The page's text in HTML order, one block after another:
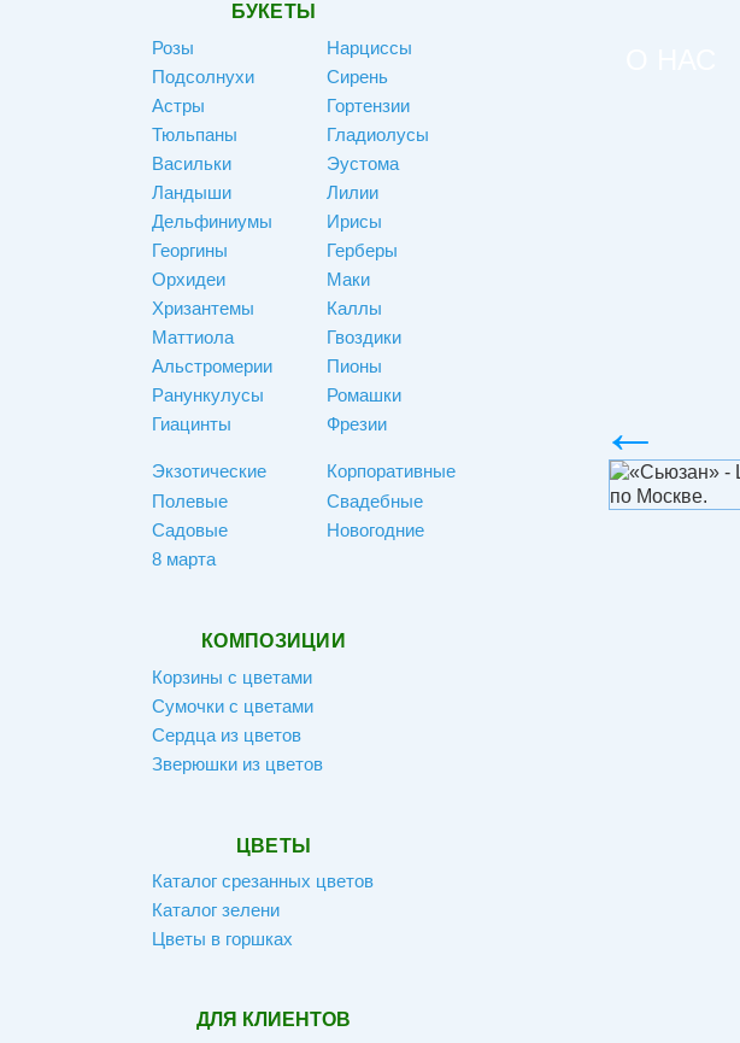
БУКЕТЫ
Розы
Подсолнухи
Астры
Тюльпаны
Васильки
Ландыши
Дельфиниумы
Георгины
Орхидеи
Хризантемы
Маттиола
Альстромерии
Ранункулусы
Гиацинты
Экзотические
Нарциссы
Сирень
Гортензии
Гладиолусы
Эустома
Лилии
Ирисы
Герберы
Маки
Каллы
Гвоздики
Пионы
Ромашки
Фрезии
Корпоративные
Полевые
Садовые
8 марта
Свадебные
Новогодние
КОМПОЗИЦИИ
Корзины с цветами
Сумочки с цветами
Сердца из цветов
Зверюшки из цветов
ЦВЕТЫ
Каталог срезанных цветов
Каталог зелени
Цветы в горшках
ДЛЯ КЛИЕНТОВ
←